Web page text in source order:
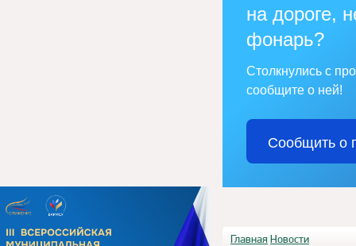
на дороге,
фонарь?
Столкнулись с
сообщите о ней!
Сообщить о
Главная Новости